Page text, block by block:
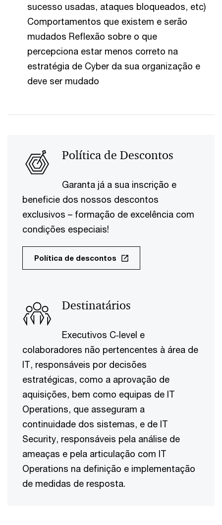
sucesso usadas, ataques bloqueados, etc)
Comportamentos que existem e serão
mudados Reflexão sobre o que
percepciona estar menos correto na
estratégia de Cyber da sua organização e
deve ser mudado
Política de Descontos
Garanta já a sua inscrição e
beneficie dos nossos descontos
exclusivos – formação de excelência com
condições especiais!
Política de descontos
Destinatários
Executivos C‑level e
colaboradores não pertencentes à área de
IT, responsáveis por decisões
estratégicas, como a aprovação de
aquisições, bem como equipas de IT
Operations, que asseguram a
continuidade dos sistemas, e de IT
Security, responsáveis pela análise de
ameaças e pela articulação com IT
Operations na definição e implementação
de medidas de resposta.